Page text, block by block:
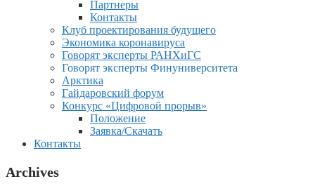
Партнеры
Контакты
Клуб проектирования будущего
Экономика коронавируса
Говорят эксперты РАНХиГС
Говорят эксперты Финуниверситета
Арктика
Гайдаровский форум
Конкурс «Цифровой прорыв»
Положение
Заявка/Скачать
Контакты
Archives